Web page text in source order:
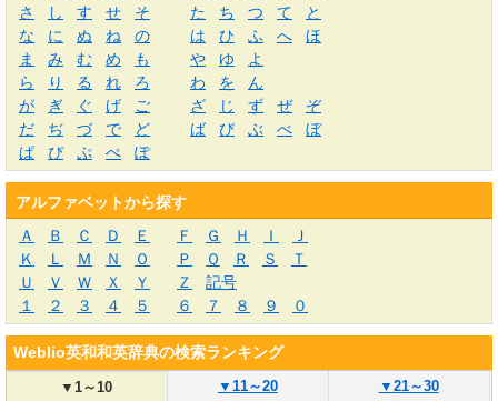
さ
し す せ そ た ち つ て
と
な
に ぬ ね の は ひ ふ へ
ほ
ま
み む め も や ゆ
よ
ら
り る れ ろ わ を
ん
が
ぎ ぐ げ ご ざ じ ず ぜ
ぞ
だ
ぢ づ で ど ば び ぶ べ
ぼ
ぱ
ぴ ぷ ぺ ぽ
アルファベットから探す
Ａ
Ｂ Ｃ Ｄ Ｅ Ｆ Ｇ Ｈ Ｉ
Ｊ
Ｋ
Ｌ Ｍ Ｎ Ｏ Ｐ Ｑ Ｒ Ｓ
Ｔ
Ｕ
Ｖ Ｗ Ｘ Ｙ Ｚ
記号
１
２ ３ ４ ５ ６ ７ ８ ９ ０
Weblio英和和英辞典の検索ランキング
▼1～10 ▼ 11～20 ▼ 21～30